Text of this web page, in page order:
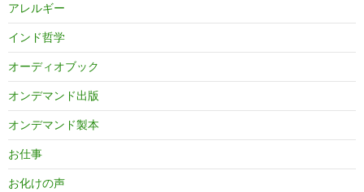
アレルギー
インド哲学
オーディオブック
オンデマンド出版
オンデマンド製本
お仕事
お化けの声